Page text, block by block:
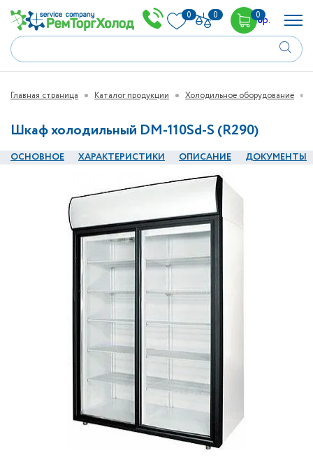
0 0 00р.
Главная страница Каталог продукции Холодильное оборудование
Шкаф холодильный DM-110Sd-S (R290)
ОСНОВНОЕ ХАРАКТЕРИСТИКИ ОПИСАНИЕ ДОКУМЕНТЫ